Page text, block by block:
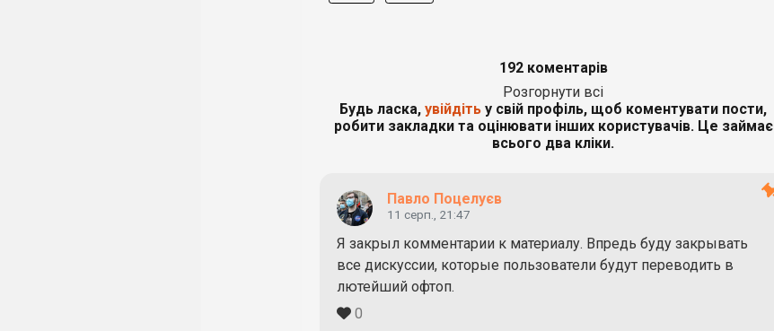
192 коментарів
Розгорнути всі
Будь ласка, увійдіть у свій профіль, щоб коментувати пости,
робити закладки та оцінювати інших користувачів. Це займає
всього два кліки.
Павло Поцелуєв
11 серп., 21:47
Я закрыл комментарии к материалу. Впредь буду закрывать
все дискуссии, которые пользователи будут переводить в
лютейший офтоп.
0